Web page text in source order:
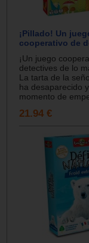
¡Pillado! Un
cooperativo de
¡Un juego
detectives de lo
La tarta de la
ha desaparecido
momento de
21.94 €